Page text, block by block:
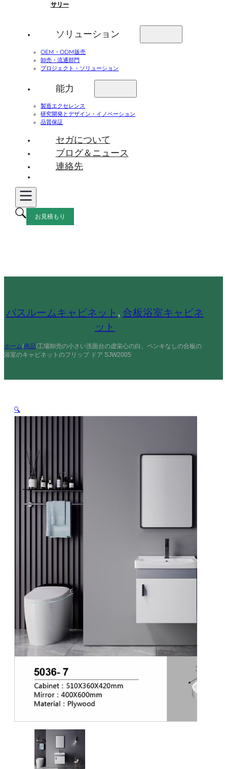
サリー
ソリューション
OEM・ODM販売
卸売・流通部門
プロジェクト・ソリューション
能力
製造エクセレンス
研究開発とデザイン・イノベーション
品質保証
セガについて
ブログ＆ニュース
連絡先
お見積もり
バスルームキャビネット ,合板浴室キャビネ
ット
ホーム/商品/工場卸売の小さい洗面台の虚栄心の白、ペンキなしの合板の
浴室のキャビネットのフリップ ドア SJW2005
🔍